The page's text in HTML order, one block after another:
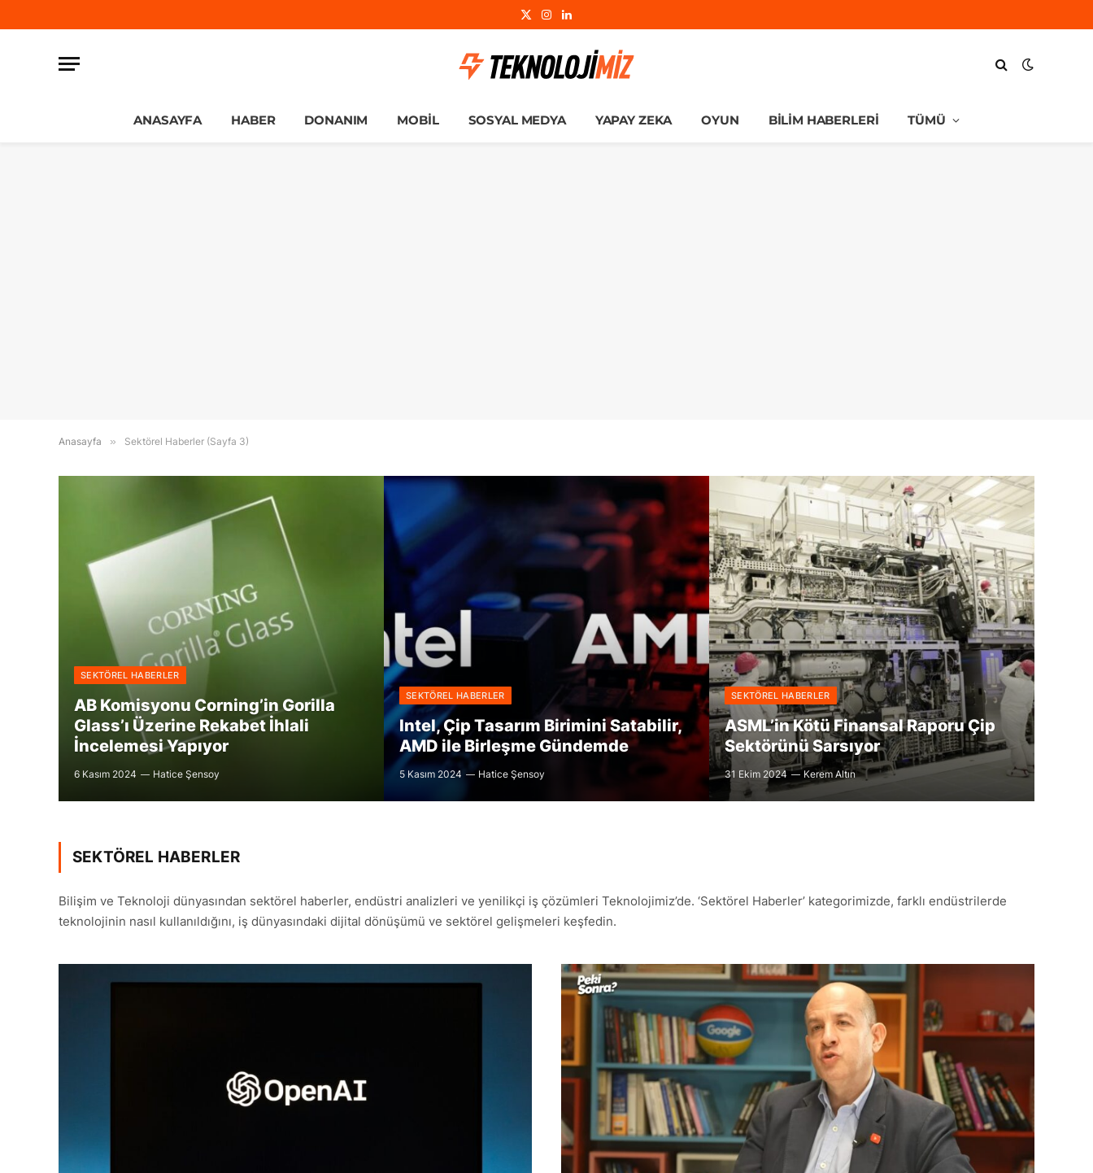
X
Instagram
LinkedIn
ANASAYFA HABER DONANIM MOBIL SOSYAL MEDYA YAPAY ZEKA OYUN BILIM HABERLERI TÜMÜ
Anasayfa » Sektörel Haberler (Sayfa 3)
SEKTÖREL HABERLER
AB Komisyonu Corning’in Gorilla
Glass’ı Üzerine Rekabet İhlali
İncelemesi Yapıyor
6 Kasım 2024 Hatice Şensoy
SEKTÖREL HABERLER
Intel, Çip Tasarım Birimini Satabilir,
AMD ile Birleşme Gündemde
5 Kasım 2024 Hatice Şensoy
SEKTÖREL HABERLER
ASML’in Kötü Finansal Raporu Çip
Sektörünü Sarsıyor
31 Ekim 2024 Kerem Altın
SEKTÖREL HABERLER
Bilişim ve Teknoloji dünyasından sektörel haberler, endüstri analizleri ve yenilikçi iş çözümleri Teknolojimiz’de. ‘Sektörel Haberler’ kategorimizde, farklı endüstrilerde
teknolojinin nasıl kullanıldığını, iş dünyasındaki dijital dönüşümü ve sektörel gelişmeleri keşfedin.